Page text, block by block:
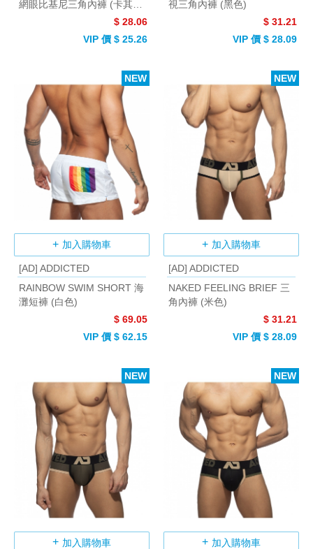
網眼比基尼三角內褲 (卡其
$ 28.06
VIP 價 $ 25.26
視三角內褲 (黑色)
$ 31.21
VIP 價 $ 28.09
加入購物車
[AD] ADDICTED
RAINBOW SWIM SHORT 海
灘短褲 (白色)
$ 69.05
VIP 價 $ 62.15
NEW
加入購物車
[AD] ADDICTED
NAKED FEELING BRIEF 三
角內褲 (米色)
$ 31.21
VIP 價 $ 28.09
NEW
加入購物車
NEW
加入購物車
NEW